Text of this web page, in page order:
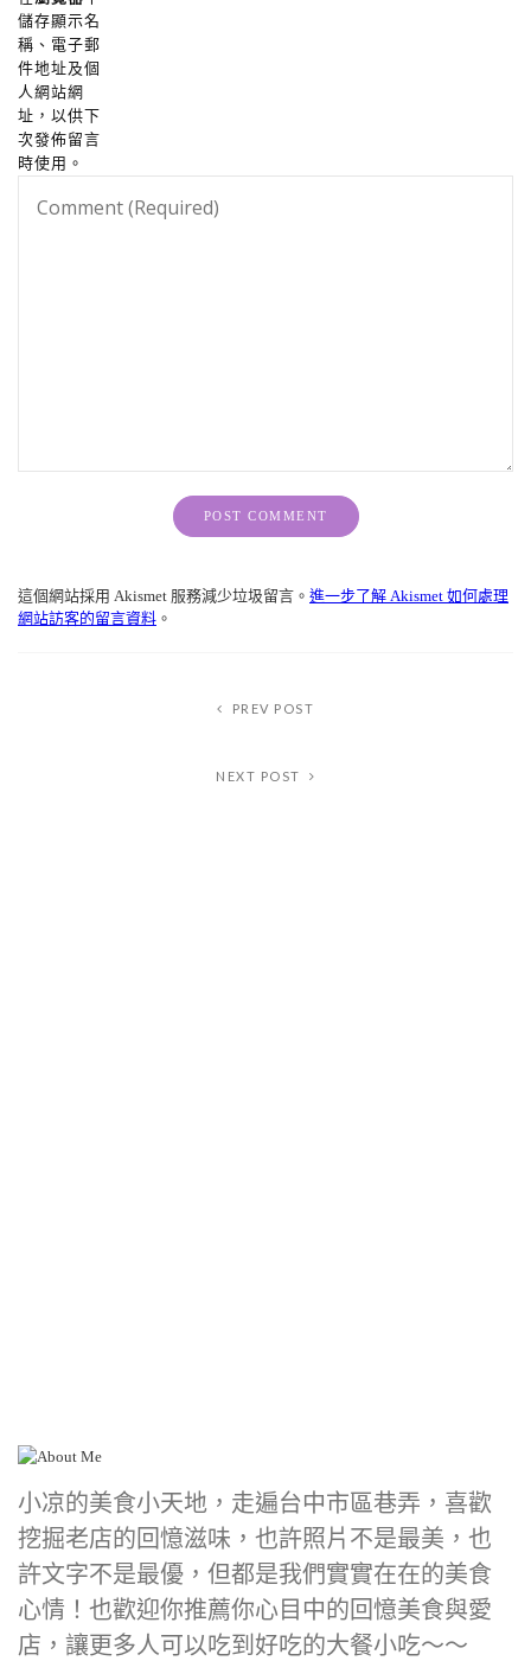
儲存顯示名
稱、電子郵
件地址及個
人網站網
址，以供下
次發佈留言
時使用。
這個網站採用 Akismet 服務減少垃圾留言。 進一步了解 Akismet 如何處理
網站訪客的留言資料 。
PREV POST
NEXT POST
小凉的美食小天地，走遍台中市區巷弄，喜歡
挖掘老店的回憶滋味，也許照片不是最美，也
許文字不是最優，但都是我們實實在在的美食
心情！也歡迎你推薦你心目中的回憶美食與愛
店，讓更多人可以吃到好吃的大餐小吃～～